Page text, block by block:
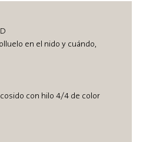
en el nido y cuándo,
con hilo 4/4 de color